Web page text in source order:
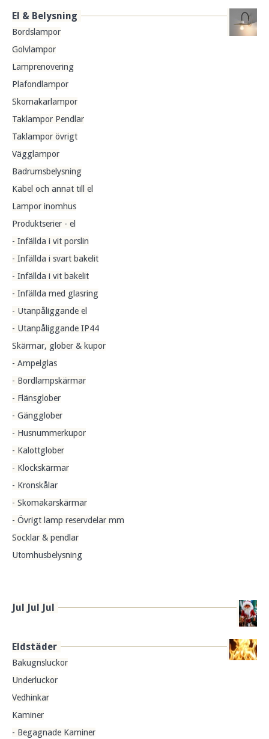
El & Belysning
Bordslampor
Golvlampor
Lamprenovering
Plafondlampor
Skomakarlampor
Taklampor Pendlar
Taklampor övrigt
Vägglampor
Badrumsbelysning
Kabel och annat till el
Lampor inomhus
Produktserier - el
- Infällda i vit porslin
- Infällda i svart bakelit
- Infällda i vit bakelit
- Infällda med glasring
- Utanpåliggande el
- Utanpåliggande IP44
Skärmar, glober & kupor
- Ampelglas
- Bordlampskärmar
- Flänsglober
- Gängglober
- Husnummerkupor
- Kalottglober
- Klockskärmar
- Kronskålar
- Skomakarskärmar
- Övrigt lamp reservdelar mm
Socklar & pendlar
Utomhusbelysning
Jul Jul Jul
Eldstäder
Bakugnsluckor
Underluckor
Vedhinkar
Kaminer
- Begagnade Kaminer